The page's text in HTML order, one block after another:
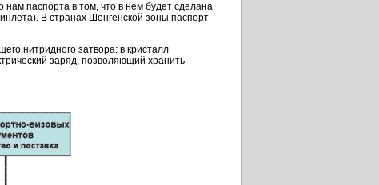
нам паспорта в том, что в нем будет сделана
В странах Шенгенской зоны паспорт
нитридного затвора: в кристалл
заряд, позволяющий хранить